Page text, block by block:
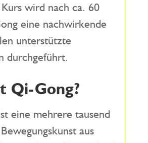
wird nach ca. 60
eine nachwirkende
unterstützte
durchgeführt.
Qi-Gong?
eine mehrere tausend
aus